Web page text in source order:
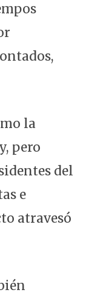
la
pero
del
e
atravesó